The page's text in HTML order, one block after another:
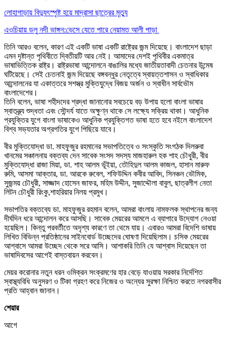
লোহাগাড়ায় বিদ্যুৎস্পৃষ্ট হয়ে মাদ্রাসা ছাত্রের মৃত্যু
এওচিয়ায় ডলু নদী ভাঙ্গন:ভেসে যেতে পারে নেয়ামত আলী পাড়া
তিনি আরও বলেন, কারণ এই একটি ভাষা একটি রাষ্ট্রের জন্ম দিয়েছে। বাংলাদেশ ছাড়া
এমন দৃষ্টান্ত পৃথিবীতে দ্বিতীয়টি আর নেই। আমাদের দেশই পৃথিবীর একমাত্র
ভাষাভিত্তিক রাষ্ট্র। রাষ্ট্রভাষা আন্দোলনে বাঙালির মধ্যে জাতীয়তাবাদী চেতনার উন্মেষ
ঘটিয়েছে। সেই চেতনাই জন্ম দিয়েছে বঙ্গবন্ধুর নেতৃত্বে স্বায়ত্তশাসন ও স্বাধিকার
আন্দোলনের যা একাত্তরে সশস্ত্র মুক্তিযুদ্ধে বিজয় অর্জন ও স্বাধীন সার্বভৌম
বাংলাদেশের।
তিনি বলেন, ভাষা শহীদদের শ্রদ্ধা জানানোর সবচেয়ে বড় উপায় হলো বাংলা ভাষার
স্বাতন্ত্র্য শুদ্ধতা এবং সৌন্দর্য যাতে অক্ষুণ্ন থাকে সে লক্ষ্যে সক্রিয় থাকা। আধুনিক
প্রযুক্তির যুগে বাংলা ভাষাকেও আধুনিক প্রযুক্তিগত ভাষা হতে হবে নইলে বাংলাদেশ
বিশ্ব সভ্যতার অগ্রগতির যুগে পিছিয়ে যাবে।
বীর মুক্তিযোদ্ধা ডা. মাহফুজুর রহমানের সভাপতিত্বে ও সংস্কৃতি সংগঠক দিলরুবা
খানমের সঞ্চালনায় বক্তব্য দেন সাবেক সংসদ সদস্য মাজহারুল হক শাহ চৌধুরী, বীর
মুক্তিযোদ্ধা রাজা মিয়া, ডা. শাহ আলম ভূঁইয়া, তৌহিদুল আলম কাজল, হাসান মারুফ
রুমি, আসমা আক্তার, ডা. আরকে রুবেল, শফিউদ্দিন কবীর আবিদ, সিনঞ্চন ভৌমিক,
সুজন্ময় চৌধুরী, সাজ্জাদ হোসেন জাফর, মহিম উদ্দীন, সুজাদ্দৌলা বাবুল, ছাত্রলীগ নেতা
লিটন চৌধুরী রিংকু,শাহরিয়ার নিলয় প্রমুখ।
সভাপতির বক্তব্যে ডা. মাহফুজুর রহমান বলেন, আমরা বাংলায় নামফলক স্থাপনের জন্য
দীর্ঘদিন ধরে আন্দোলন করে আসছি। সাবেক মেয়রের আমলে এ ব্যাপারে উদ্যোগ নেওয়া
হয়েছিল। কিন্তু পরবর্তীতে অদৃশ্য কারণে তা থেমে যায়। এবারও আমরা বিদেশি ভাষায়
লিখিত বিভিন্ন প্রতিষ্ঠানের সাইনবোর্ড উচ্ছেদের ঘোষণা দিয়েছিলাম। চসিক মেয়রের
আশ্বাসে আমরা উচ্ছেদ থেকে সরে আসি। আশাকরি তিনি যে আশ্বাস দিয়েছেন তা
ভাষাদিবসের আগেই বাস্তবায়ন করবেন।
মেয়র করোনার নতুন ধরন ওমিক্রন সংক্রমণের হার বেড়ে যাওয়ায় সরকার নির্দেশিত
স্বাস্থ্যবিধি অনুসরণ ও টিকা গ্রহণ করে নিজের ও অন্যের সুরক্ষা নিশ্চিত করতে নগরবাসীর
প্রতি আহ্বান জানান।
শেয়ার
আগে